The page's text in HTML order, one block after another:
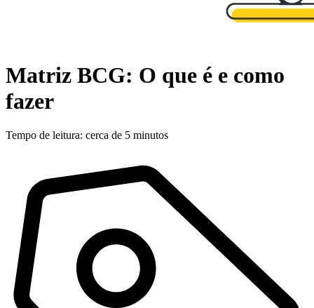
Matriz BCG: O que é e como
fazer
Tempo de leitura: cerca de 5 minutos